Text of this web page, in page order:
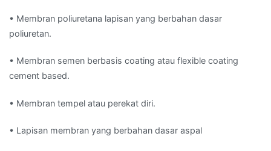
• Membran poliuretana lapisan yang berbahan dasar
poliuretan.
• Membran semen berbasis coating atau flexible coating
cement based.
• Membran tempel atau perekat diri.
• Lapisan membran yang berbahan dasar aspal